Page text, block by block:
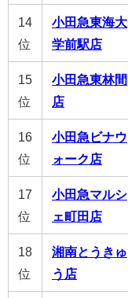
14
位
小田急東海大
学前駅店
15
位
小田急東林間
店
16
位
小田急ビナウ
ォーク店
17
位
小田急マルシ
ェ町田店
18
位
湘南とうきゅ
う店